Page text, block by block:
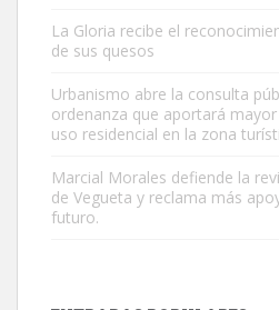
Este gato macho ha aparecido en la
Leales.org » Gran Canaria | 9.7.2025
La Gloria recibe el
de sus quesos
Urbanismo abre la consulta
ordenanza que aportará
uso residencial en la zona
Marcial Morales defiende la
de Vegueta y reclama más
futuro.